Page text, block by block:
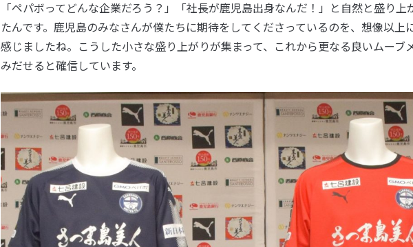
「ペパボってどんな企業だろう？」「社長が鹿児島出身なんだ！」と自然と盛り上
たんです。鹿児島のみなさんが僕たちに期待をしてくださっているのを、想像以上
感じましたね。こうした小さな盛り上がりが集まって、これから更なる良いムーブ
みだせると確信しています。